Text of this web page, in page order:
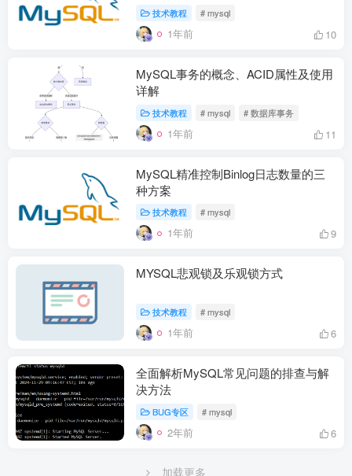
技术教程 # mysql
1年前 10
MySQL事务的概念、ACID属性及使用
详解
技术教程 # mysql # 数据库事务
1年前 11
MySQL精准控制Binlog日志数量的三
种方案
技术教程 # mysql
1年前 9
MYSQL悲观锁及乐观锁方式
技术教程 # mysql
1年前 6
全面解析MySQL常见问题的排查与解
决方法
BUG专区 # mysql
2年前 6
加载更多